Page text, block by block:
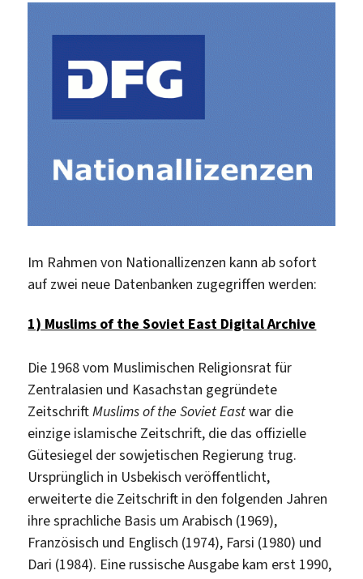
Im Rahmen von Nationallizenzen kann ab sofort
auf zwei neue Datenbanken zugegriffen werden:
1) Muslims of the Soviet East Digital Archive
Die 1968 vom Muslimischen Religionsrat für
Zentralasien und Kasachstan gegründete
ZeitschriftMuslims of the Soviet Eastwar die
einzige islamische Zeitschrift, die das offizielle
Gütesiegel der sowjetischen Regierung trug.
Ursprünglich in Usbekisch veröffentlicht,
erweiterte die Zeitschrift in den folgenden Jahren
ihre sprachliche Basis um Arabisch (1969),
Französisch und Englisch (1974), Farsi (1980) und
Dari (1984). Eine russische Ausgabe kam erst 1990,